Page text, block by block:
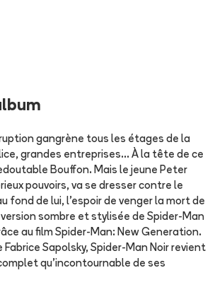
gangrène tous les étages de la
grandes entreprises... À la tête de ce
Bouffon. Mais le jeune Peter
pouvoirs, va se dresser contre le
fond de lui, l'espoir de venger la mort de
sombre et stylisée de Spider-Man
au film Spider-Man: New Generation.
Sapolsky, Spider-Man Noir revient
qu'incontournable de ses